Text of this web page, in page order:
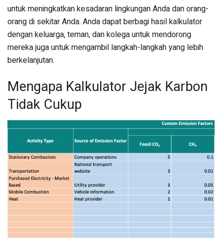
untuk meningkatkan kesadaran lingkungan Anda dan orang-
orang di sekitar Anda. Anda dapat berbagi hasil kalkulator
dengan keluarga, teman, dan kolega untuk mendorong
mereka juga untuk mengambil langkah-langkah yang lebih
berkelanjutan.
Mengapa Kalkulator Jejak Karbon
Tidak Cukup